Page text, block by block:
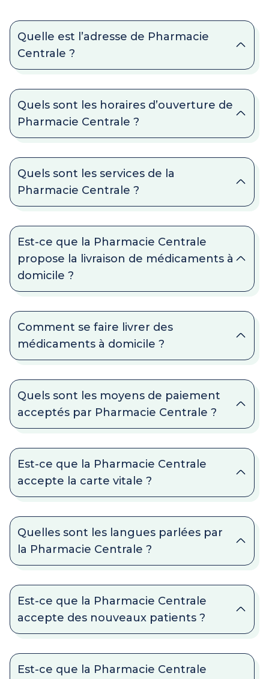
Quelle est l’adresse de Pharmacie
Centrale ?
Quels sont les horaires d’ouverture de
Pharmacie Centrale ?
Quels sont les services de la
Pharmacie Centrale ?
Est-ce que la Pharmacie Centrale
propose la livraison de médicaments à
domicile ?
Comment se faire livrer des
médicaments à domicile ?
Quels sont les moyens de paiement
acceptés par Pharmacie Centrale ?
Est-ce que la Pharmacie Centrale
accepte la carte vitale ?
Quelles sont les langues parlées par
la Pharmacie Centrale ?
Est-ce que la Pharmacie Centrale
accepte des nouveaux patients ?
Est-ce que la Pharmacie Centrale